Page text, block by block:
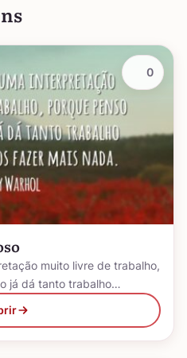
muito livre de trabalho,
já dá tanto trabalho…
0